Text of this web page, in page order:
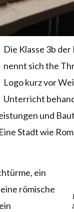
Die Klasse 3b
nennt sich the
Logo kurz vor
Unterricht
und
Stadt wie
ein
römische